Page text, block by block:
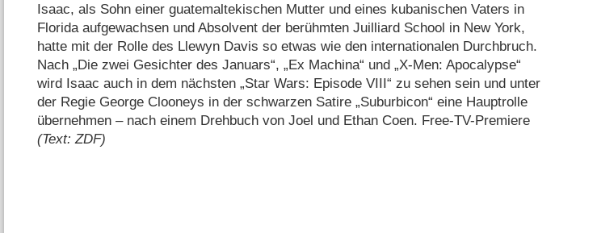
Isaac, als Sohn einer guatemaltekischen Mutter und eines kubanischen Vaters in
Florida aufgewachsen und Absolvent der berühmten Juilliard School in New York,
hatte mit der Rolle des Llewyn Davis so etwas wie den internationalen Durchbruch.
Nach „Die zwei Gesichter des Januars“, „Ex Machina“ und „X-Men: Apocalypse“
wird Isaac auch in dem nächsten „Star Wars: Episode VIII“ zu sehen sein und unter
der Regie George Clooneys in der schwarzen Satire „Suburbicon“ eine Hauptrolle
übernehmen – nach einem Drehbuch von Joel und Ethan Coen. Free-TV-Premiere
(Text: ZDF)